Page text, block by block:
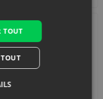
TOUT
TOUT